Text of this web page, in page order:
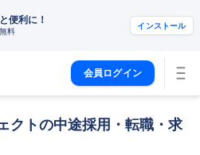
便利に！
料
インストール
会員ログイン
クトの中途採用・転職・求